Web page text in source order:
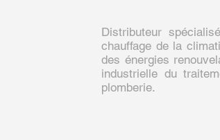
Distributeur
chauffage de la
des énergies
industrielle du
plomberie.